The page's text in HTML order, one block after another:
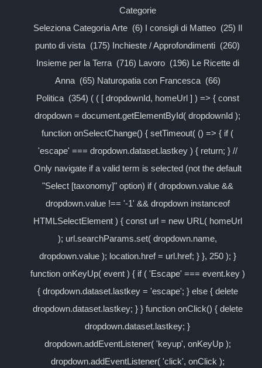
Categorie
Seleziona Categoria Arte (6) I consigli di Matteo (25) Il
punto di vista (175) Inchieste / Approfondimenti (260)
Insieme per la Terra (716) Lavoro (196) Le Ricette di
Anna (65) Naturopatia con Francesca (66)
Politica (354) ( ( [ dropdownId, homeUrl ] ) => { const
dropdown = document.getElementById( dropdownId );
function onSelectChange() { setTimeout( () => { if (
'escape' === dropdown.dataset.lastkey ) { return; } //
Only navigate if a valid term is selected (not the default
"Select [taxonomy]" option) if ( dropdown.value &&
dropdown.value !== '-1' && dropdown instanceof
HTMLSelectElement ) { const url = new URL( homeUrl
); url.searchParams.set( dropdown.name,
dropdown.value ); location.href = url.href; } }, 250 ); }
function onKeyUp( event ) { if ( 'Escape' === event.key )
{ dropdown.dataset.lastkey = 'escape'; } else { delete
dropdown.dataset.lastkey; } } function onClick() { delete
dropdown.dataset.lastkey; }
dropdown.addEventListener( 'keyup', onKeyUp );
dropdown.addEventListener( 'click', onClick );